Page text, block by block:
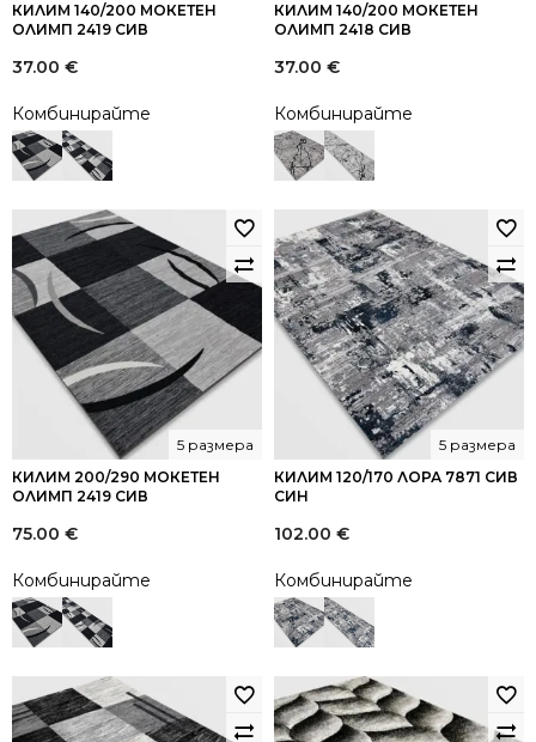
КИЛИМ 140/200 МОКЕТЕН
ОЛИМП 2419 СИВ
37.00 €
Комбинирайте
КИЛИМ 140/200 МОКЕТЕН
ОЛИМП 2418 СИВ
37.00 €
Комбинирайте
КИЛИМ 200/290 МОКЕТЕН
ОЛИМП 2419 СИВ
5 размера
75.00 €
Комбинирайте
КИЛИМ 120/170 ЛОРА 7871 СИВ
СИН
5 размера
102.00 €
Комбинирайте